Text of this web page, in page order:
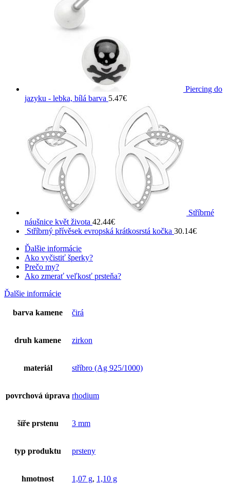
Piercing do
jazyku - lebka, bílá barva 5.47€
Stříbrné
náušnice květ života 42.44€
Stříbrný přívěsek evropská krátkosrstá kočka 30.14€
Ďalšie informácie
Ako vyčistiť šperky?
Prečo my?
Ako zmerať veľkosť prsteňa?
Ďalšie informácie
barva kamene čirá
druh kamene zirkon
materiál stříbro (Ag 925/1000)
povrchová úprava rhodium
šíře prstenu 3 mm
typ produktu prsteny
hmotnost 1,07 g, 1,10 g